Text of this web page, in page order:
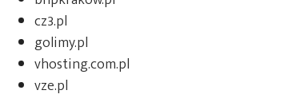
cz3.pl
golimy.pl
vhosting.com.pl
vze.pl